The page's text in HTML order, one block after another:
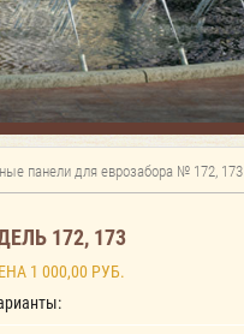
панели для еврозабора № 172, 173
172, 173
1 000,00 РУБ.